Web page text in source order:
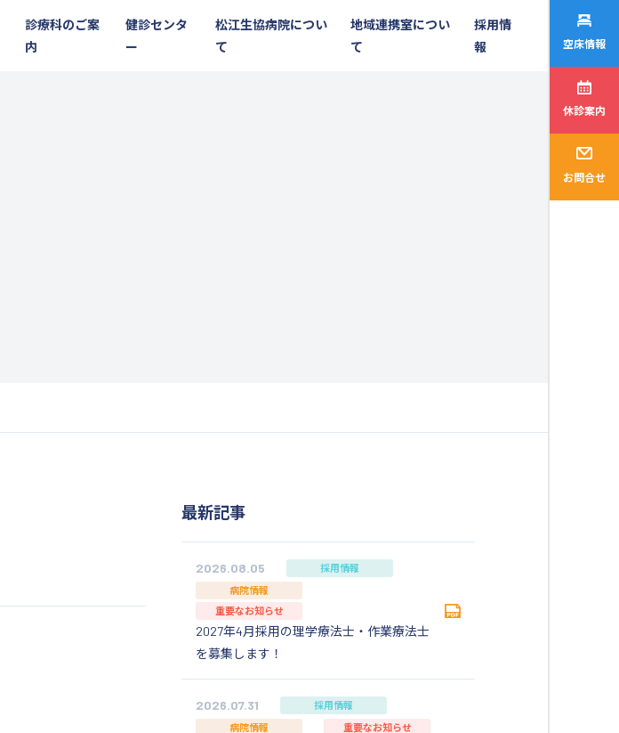
診療科のご案
内
健診センタ
ー
松江生協病院につい
て
地域連携室につい
て
採用情
報
空床情報
休診案内
お問合せ
最新記事
2026.08.05
採用情報
病院情報
重要なお知らせ
2027年4月採用の理学療法士・作業療法士
を募集します！
2026.07.31
採用情報
病院情報
重要なお知らせ